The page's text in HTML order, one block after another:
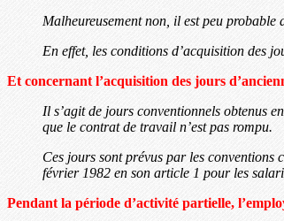
Malheureusement non, il est peu
En effet, les conditions d’acquisition des
Et concernant l’acquisition des jours
Il s’agit de jours conventionnels obtenus
que le contrat de travail n’est pas rompu.
Ces jours sont prévus par les
février 1982 en son article 1 pour les
Pendant la période d’activité partielle,